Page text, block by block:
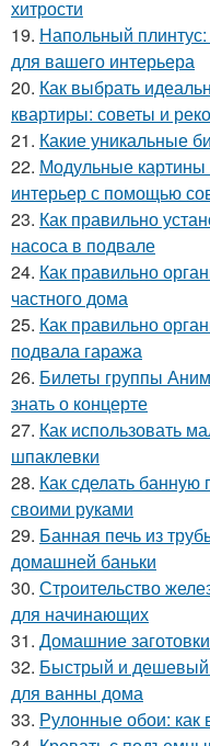
хитрости
19. Напольный
для вашего интерьера
20. Как выбрать
квартиры: советы и
21. Какие уникальные
22. Модульные картины
интерьер с помощью
23. Как правильно
насоса в подвале
24. Как правильно
частного дома
25. Как правильно
подвала гаража
26. Билеты группы
знать о концерте
27. Как использовать
шпаклевки
28. Как сделать банную
своими руками
29. Банная печь из
домашней баньки
30. Строительство
для начинающих
31. Домашние
32. Быстрый и дешевый
для ванны дома
33. Рулонные обои: